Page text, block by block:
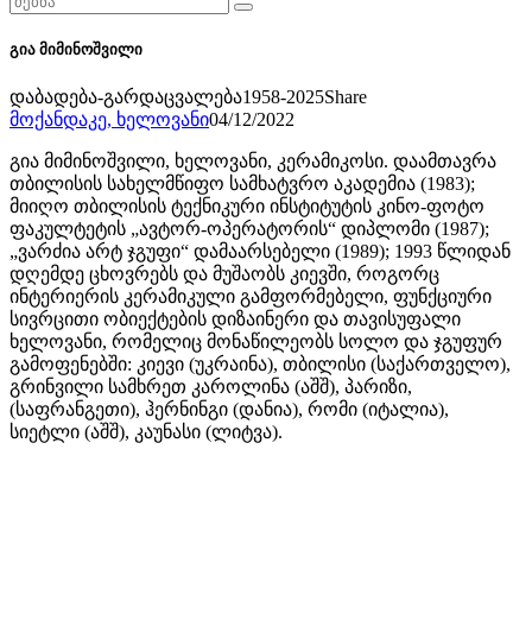
გია მიმინოშვილი
დაბადება-გარდაცვალება1958-2025Share
მოქანდაკე, ხელოვანი04/12/2022
გია მიმინოშვილი, ხელოვანი, კერამიკოსი. დაამთავრა
თბილისის სახელმწიფო სამხატვრო აკადემია (1983);
მიიღო თბილისის ტექნიკური ინსტიტუტის კინო-ფოტო
ფაკულტეტის „ავტორ-ოპერატორის“ დიპლომი (1987);
„ვარძია არტ ჯგუფი“ დამაარსებელი (1989); 1993 წლიდან
დღემდე ცხოვრებს და მუშაობს კიევში, როგორც
ინტერიერის კერამიკული გამფორმებელი, ფუნქციური
სივრცითი ობიექტების დიზაინერი და თავისუფალი
ხელოვანი, რომელიც მონაწილეობს სოლო და ჯგუფურ
გამოფენებში: კიევი (უკრაინა), თბილისი (საქართველო),
გრინვილი სამხრეთ კაროლინა (აშშ), პარიზი,
(საფრანგეთი), ჰერნინგი (დანია), რომი (იტალია),
სიეტლი (აშშ), კაუნასი (ლიტვა).